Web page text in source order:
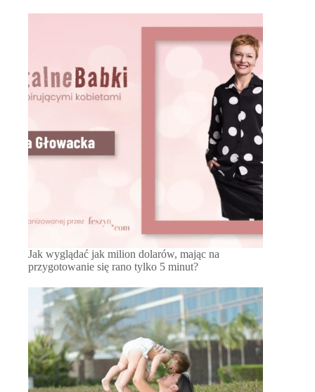
Jak wyglądać jak milion dolarów, mając na
przygotowanie się rano tylko 5 minut?